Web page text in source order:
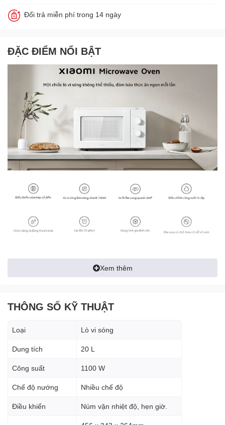
Đổi trả miễn phí trong 14 ngày
ĐẶC ĐIỂM NỔI BẬT
Núm kép cổ điển, điều
chỉnh nhanh và dễ sử
dụng
chỉnh thời gian và công suất nhanh chóng. Thức ăn ngon với thao
Xem thêm
THÔNG SỐ KỸ THUẬT
Loại Lò vi sóng
Dung tích 20 L
Công suất 1100 W
Chế độ nướng Nhiều chế độ
Điều khiển Núm vặn nhiệt độ, hẹn giờ.